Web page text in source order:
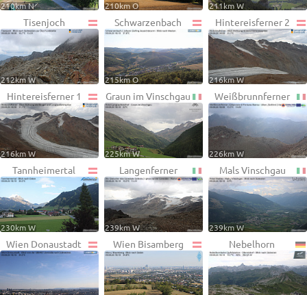
210km N 210km O 211km W
Tisenjoch
212km W
Schwarzenbach
215km O
Hintereisferner 2
216km W
Hintereisferner 1
216km W
Graun im Vinschgau
225km W
Weißbrunnferner
226km W
Tannheimertal
230km W
Langenferner
239km W
Mals Vinschgau
239km W
Wien Donaustadt Wien Bisamberg Nebelhorn